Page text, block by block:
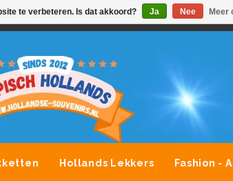
ALLE MERKEN SOUVENIRS
Hollands Lekkers Fashion -
te verbeteren. Is dat akkoord? Ja Nee Meer